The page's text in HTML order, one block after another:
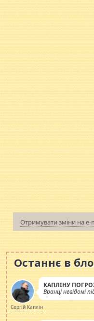
Отримувати зміни на e-
Останнє в
КАПЛІНУ
Вранці невідомі
Сергій Каплін